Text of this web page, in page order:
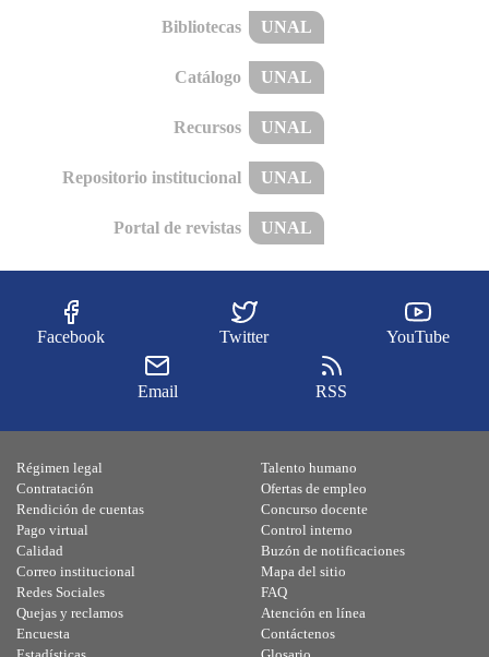
Bibliotecas UNAL
Catálogo UNAL
Recursos UNAL
Repositorio institucional UNAL
Portal de revistas UNAL
Facebook Twitter YouTube
Email RSS
Régimen legal
Contratación
Rendición de cuentas
Pago virtual
Calidad
Talento humano
Ofertas de empleo
Concurso docente
Control interno
Buzón de notificaciones
Correo institucional
Redes Sociales
Quejas y reclamos
Encuesta
Mapa del sitio
FAQ
Atención en línea
Contáctenos